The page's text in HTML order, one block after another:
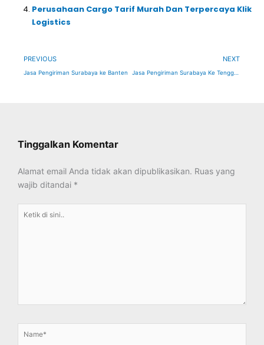
Perusahaan Cargo Tarif Murah Dan Terpercaya Klik
Logistics
Prev
PREVIOUS
Jasa Pengiriman Surabaya ke Banten
NEXT
Jasa Pengiriman Surabaya Ke Tenggarong dan Handil, Kalimantan Timur
Tinggalkan Komentar
Alamat email Anda tidak akan dipublikasikan. Ruas yang
wajib ditandai *
Ketik
Name*